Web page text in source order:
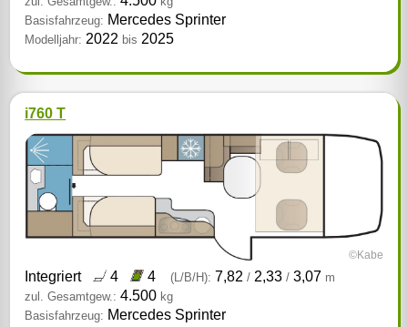
Basisfahrzeug: Mercedes Sprinter
Modelljahr: 2022 bis 2025
i760 T
©Kabe
Integriert 4 4 (L/B/H): 7,82/ 2,33/ 3,07 m
zul. Gesamtgew.: 4.500 kg
Basisfahrzeug: Mercedes Sprinter